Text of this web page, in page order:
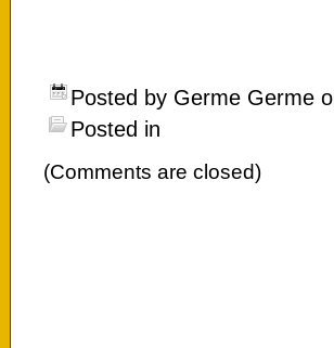
Posted by Germe Germe
Posted in
(Comments are closed)